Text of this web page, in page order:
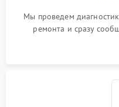
Мы проведем
ремонта и сразу